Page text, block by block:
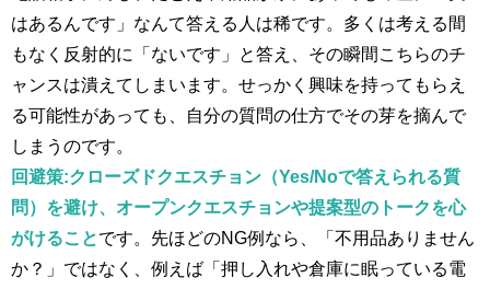
はあるんです」なんて答える人は稀です。多くは考える間
もなく反射的に「ないです」と答え、その瞬間こちらのチ
ャンスは潰えてしまいます。せっかく興味を持ってもらえ
る可能性があっても、自分の質問の仕方でその芽を摘んで
しまうのです。
回避策:クローズドクエスチョン（Yes/Noで答えられる質
問）を避け、オープンクエスチョンや提案型のトークを心
がけることです。​先ほどのNG例なら、「不用品ありません
か？」ではなく、例えば「押し入れや倉庫に眠っている電